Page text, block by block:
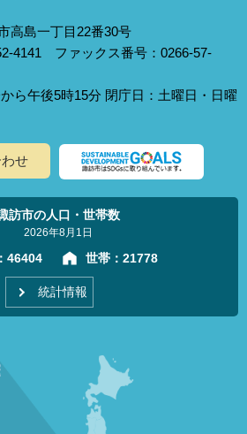
高島一丁目22番30号
4141 ファックス番号：0266-57-
ら午後5時15分 閉庁日：土曜日・日曜
せ
訪市の人口・世帯数
2026年8月1日
46404 世帯： 21778
統計情報